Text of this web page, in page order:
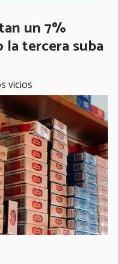
un 7%
tercera suba
vicios